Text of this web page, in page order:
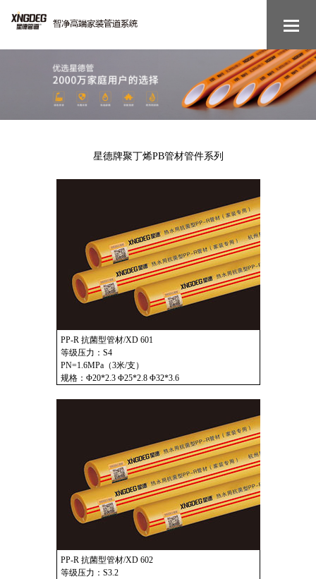
星德牌聚丁烯PB管材管件系列
PP-R 抗菌型管材/XD 601
等级压力：S4
PN=1.6MPa（3米/支）
规格：Φ20*2.3 Φ25*2.8 Φ32*3.6
PP-R 抗菌型管材/XD 602
等级压力：S3.2